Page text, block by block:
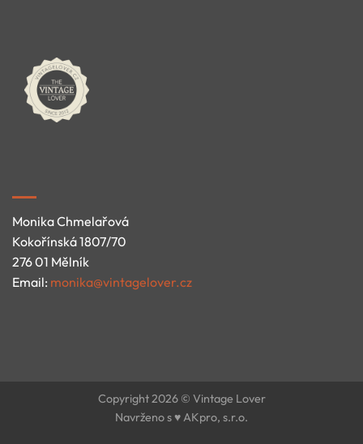
Monika Chmelařová
Kokořínská 1807/70
276 01 Mělník
Email: monika@vintagelover.cz
Copyright 2026 © Vintage Lover
Navrženo s ♥ AKpro, s.r.o.